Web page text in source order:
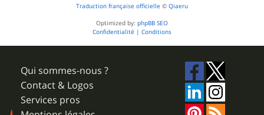
Traduction française officielle © Qiaeru
Optimized by: phpBB SEO
Confidentialité | Conditions
Qui sommes-nous ?
Contact & Logos
Services pros